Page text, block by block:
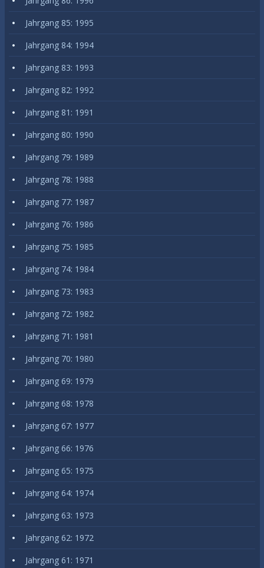
Jahrgang 85: 1995
Jahrgang 84: 1994
Jahrgang 83: 1993
Jahrgang 82: 1992
Jahrgang 81: 1991
Jahrgang 80: 1990
Jahrgang 79: 1989
Jahrgang 78: 1988
Jahrgang 77: 1987
Jahrgang 76: 1986
Jahrgang 75: 1985
Jahrgang 74: 1984
Jahrgang 73: 1983
Jahrgang 72: 1982
Jahrgang 71: 1981
Jahrgang 70: 1980
Jahrgang 69: 1979
Jahrgang 68: 1978
Jahrgang 67: 1977
Jahrgang 66: 1976
Jahrgang 65: 1975
Jahrgang 64: 1974
Jahrgang 63: 1973
Jahrgang 62: 1972
Jahrgang 61: 1971